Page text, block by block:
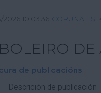
2026 10:03:36 CORUNA.ES
DE
de publicacións
Descrición de publicación